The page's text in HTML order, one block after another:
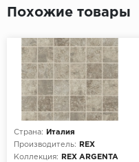
Похожие товары
Страна:
Италия
Производитель:
REX
Коллекция:
REX ARGENTA